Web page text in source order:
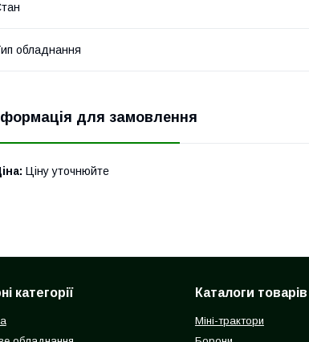
обладнання
для замовлення
Ціну уточнюйте
категорії Каталоги товарів
Міні-трактори